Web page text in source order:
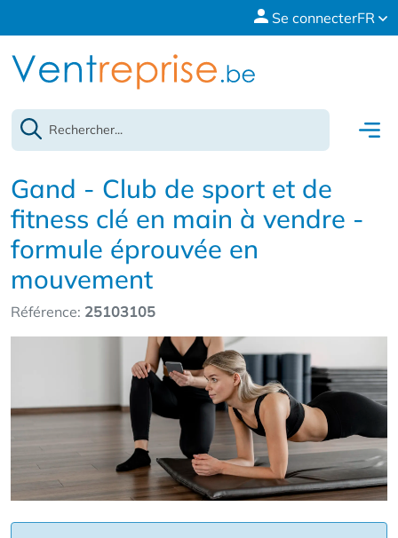
Se connecterFR
Gand - Club de sport et de
fitness clé en main à vendre -
formule éprouvée en
mouvement
Référence: 25103105